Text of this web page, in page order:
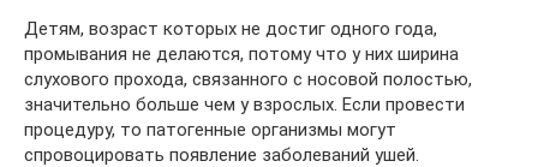
Детям, возраст которых не достиг одного года,
промывания не делаются, потому что у них ширина
слухового прохода, связанного с носовой полостью,
значительно больше чем у взрослых. Если провести
процедуру, то патогенные организмы могут
спровоцировать появление заболеваний ушей.